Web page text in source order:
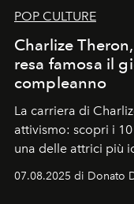
POP CULTURE
Charlize
resa famosa il
compleanno
La carriera di
attivismo: scopri i
una delle attrici più
07.08.2025 di Donato